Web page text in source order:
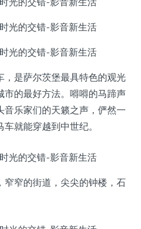
，是萨尔茨堡最具特色的观光
市的最好方法。嘚嘚的马蹄声
乐家们的天籁之声，俨然一
就能穿越到中世纪。
窄窄的街道，尖尖的钟楼，石